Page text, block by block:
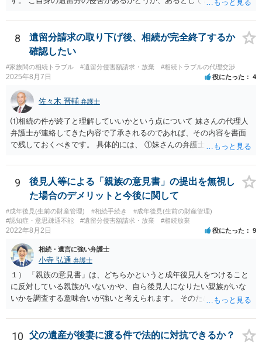
相談されるのが良いと思います。
8
遺留分請求の取り下げ後、相続が完全終了するか
確認したい
#家族間の相続トラブル #遺留分侵害額請求・放棄 #相続トラブルの代理交渉
2025年8月7日 役にたった 4
佐々木 晋輔 弁護士
⑴相続の件が終了と理解していいかという点について 妹さんの代理人
弁護士が連絡してきた内容で了承されるのであれば、その内容を書面
で残しておくべきです。 具体的には、 ①妹さんの弁護士に対して、連
の預金を振り込めば終了など）を記載した合意書等の書面を作成して
もらう。 ②相談者様はその書面の内容をしっかり確認する。納得でき
ない部分があれば、説明を求めたり、修正を求める。 なお、相続に
関してお互いに債権債務がないことを確認する旨を記載してもらいま
しょう。その記載があれば、相続の件は終了となります。 ③合意書等
が納得できる内容になれば、お互いに署名捺印する。 という流れで
捺印する前に、相談者様も別の弁護士に相談して確認してもらうので
もいいと思います。 ⑵振込先が弁護士宛であることについて 代理人弁
護士の預り口座を振込先とするのはよくあることです。 問題ないと思
います。
9
後見人等による「親族の意見書」の提出を無視し
た場合のデメリットと今後に関して
#成年後見(生前の財産管理) #相続手続き
#成年後見(生前の財産管理)
#認知症・意思疎通不能
#遺留分侵害額請求・放棄 #相続放棄
2022年8月2日 役にたった 9
相続・遺言に強い弁護士
小寺 弘通 弁護士
１） 「親族の意見書」は、どちらかというと成年後見人をつけること
に反対している親族がいないかや、自ら後見人になりたい親族がいな
いかを調査する意味合いが強いと考えられます。 そのため、ご相談の
す。 ２） 場合によっては、介護や被後見人の財産の処分等に関して、
後見人から相談があることも考えられます。 また、お祖母さんがお亡
10 父の遺産が後妻に渡る件で法的に対抗できるか？